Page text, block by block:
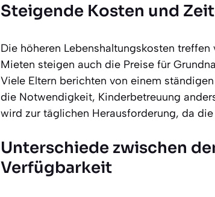
Steigende Kosten und
Die höheren Lebenshaltungskosten
Mieten steigen auch die Preise für
Viele Eltern berichten von einem
die Notwendigkeit, Kinderbetreuung
wird zur täglichen Herausforderung, da
Unterschiede zwischen
Verfügbarkeit